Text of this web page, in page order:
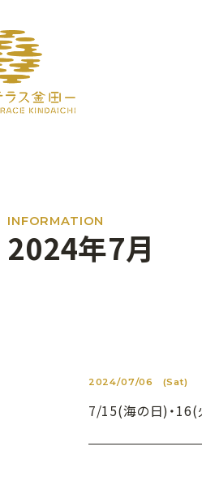
INFORMATION
2024年7月
2024/07/06 (Sat)
7/15(海の日)・